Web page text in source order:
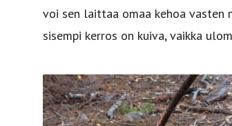
voi sen laittaa omaa kehoa vasten
sisempi kerros on kuiva, vaikka